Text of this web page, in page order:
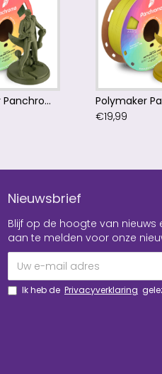
Polymaker Panchroma™ PLA Matte Army Dark Green Filament
€19,99
Nieuwsbrief
Blijf op de hoogte van
aan te melden voor onze
Ik heb de Privacyverklaring